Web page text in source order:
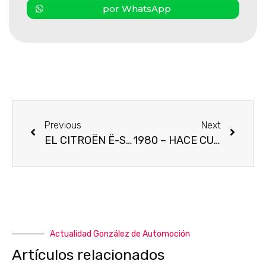
por WhatsApp
Previous
EL CITROËN Ë-SPACETOURER 100% ËLECTRIC LLEGA A ESPAÑA: HECHO A LA MEDIDA PARA FAMILIAS Y PROFESIONALES
Next
1980 – HACE CUARENTA AÑOS DEL RENACIMIENTO DE LA MARCA TALBOT POR PEUGEOT
Actualidad González de Automoción
Artículos relacionados